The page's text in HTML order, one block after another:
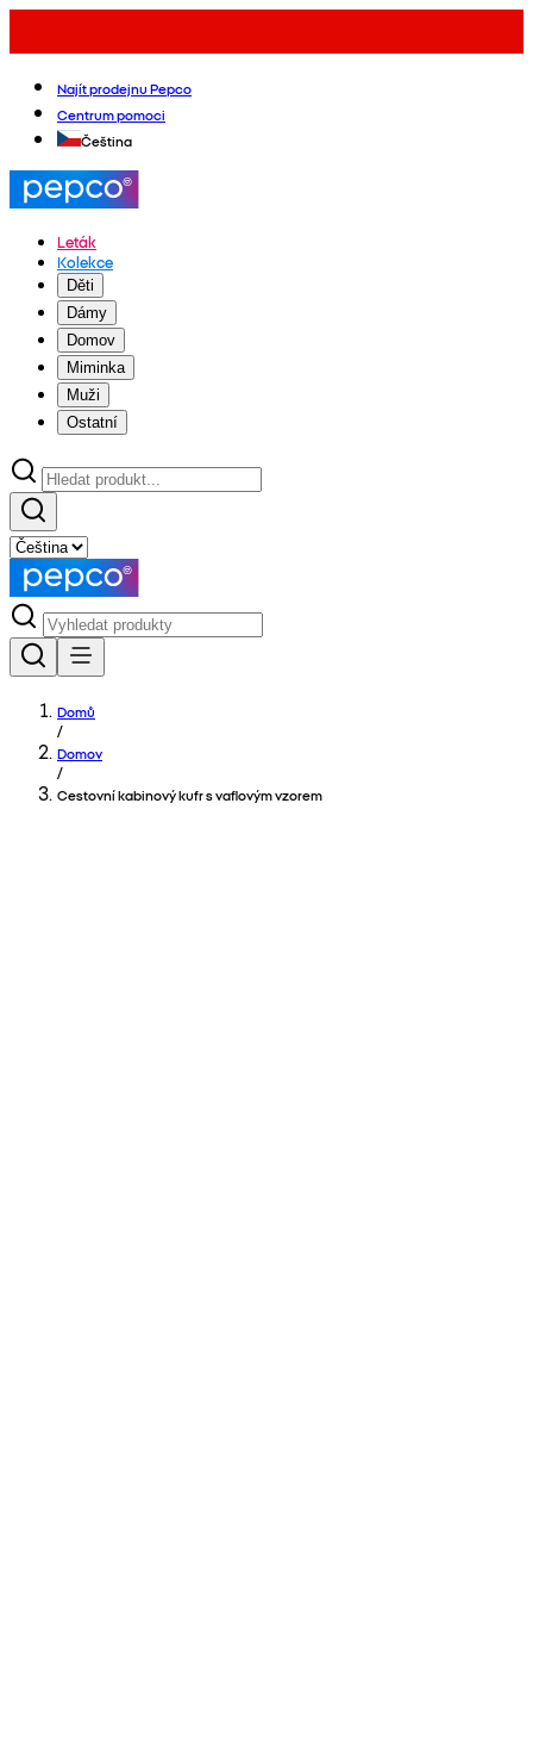
Najít prodejnu Pepco
Centrum pomoci
Čeština
Leták
Kolekce
Děti
Dámy
Domov
Miminka
Muži
Ostatní
Domů
/
Domov
/
Cestovní kabinový kufr s vaflovým vzorem